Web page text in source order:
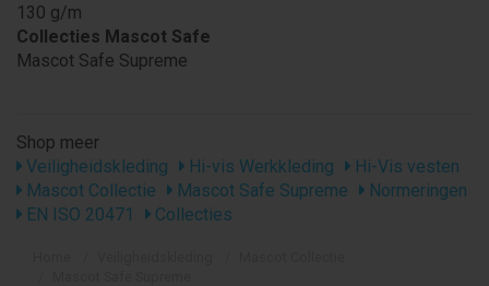
130 g/m
Collecties Mascot Safe
Mascot Safe Supreme
Shop meer
Veiligheidskleding
Hi-vis Werkkleding
Hi-Vis vesten
Mascot Collectie
Mascot Safe Supreme
Normeringen
EN ISO 20471
Collecties